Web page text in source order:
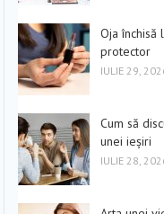
Oja
protector
IULIE 29,
Cum să
unei ieșiri
IULIE 28,